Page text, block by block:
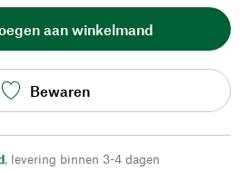
aan winkelmand
Bewaren
, levering binnen 3-4 dagen